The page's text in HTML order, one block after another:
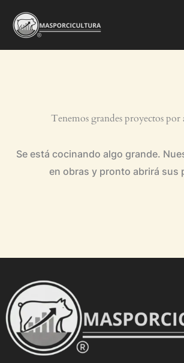
Tenemos grandes proyectos por
Se está cocinando algo grande.
en obras y pronto abrirá sus